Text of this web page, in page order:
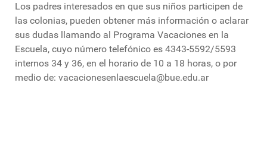
Los padres interesados en que sus niños participen de
las colonias, pueden obtener más información o aclarar
sus dudas llamando al Programa Vacaciones en la
Escuela, cuyo número telefónico es 4343-5592/5593
internos 34 y 36, en el horario de 10 a 18 horas, o por
medio de: vacacionesenlaescuela@bue.edu.ar